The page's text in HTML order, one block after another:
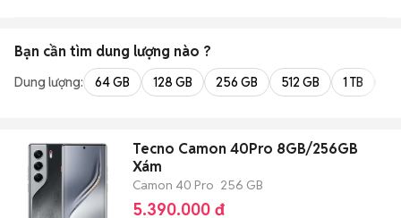
Bạn cần tìm dung lượng nào ?
Dung lượng: 64 GB 128 GB 256 GB 512 GB 1 TB
Tecno Camon 40Pro 8GB/256GB
Xám
Camon 40 Pro 256 GB
5.390.000 đ